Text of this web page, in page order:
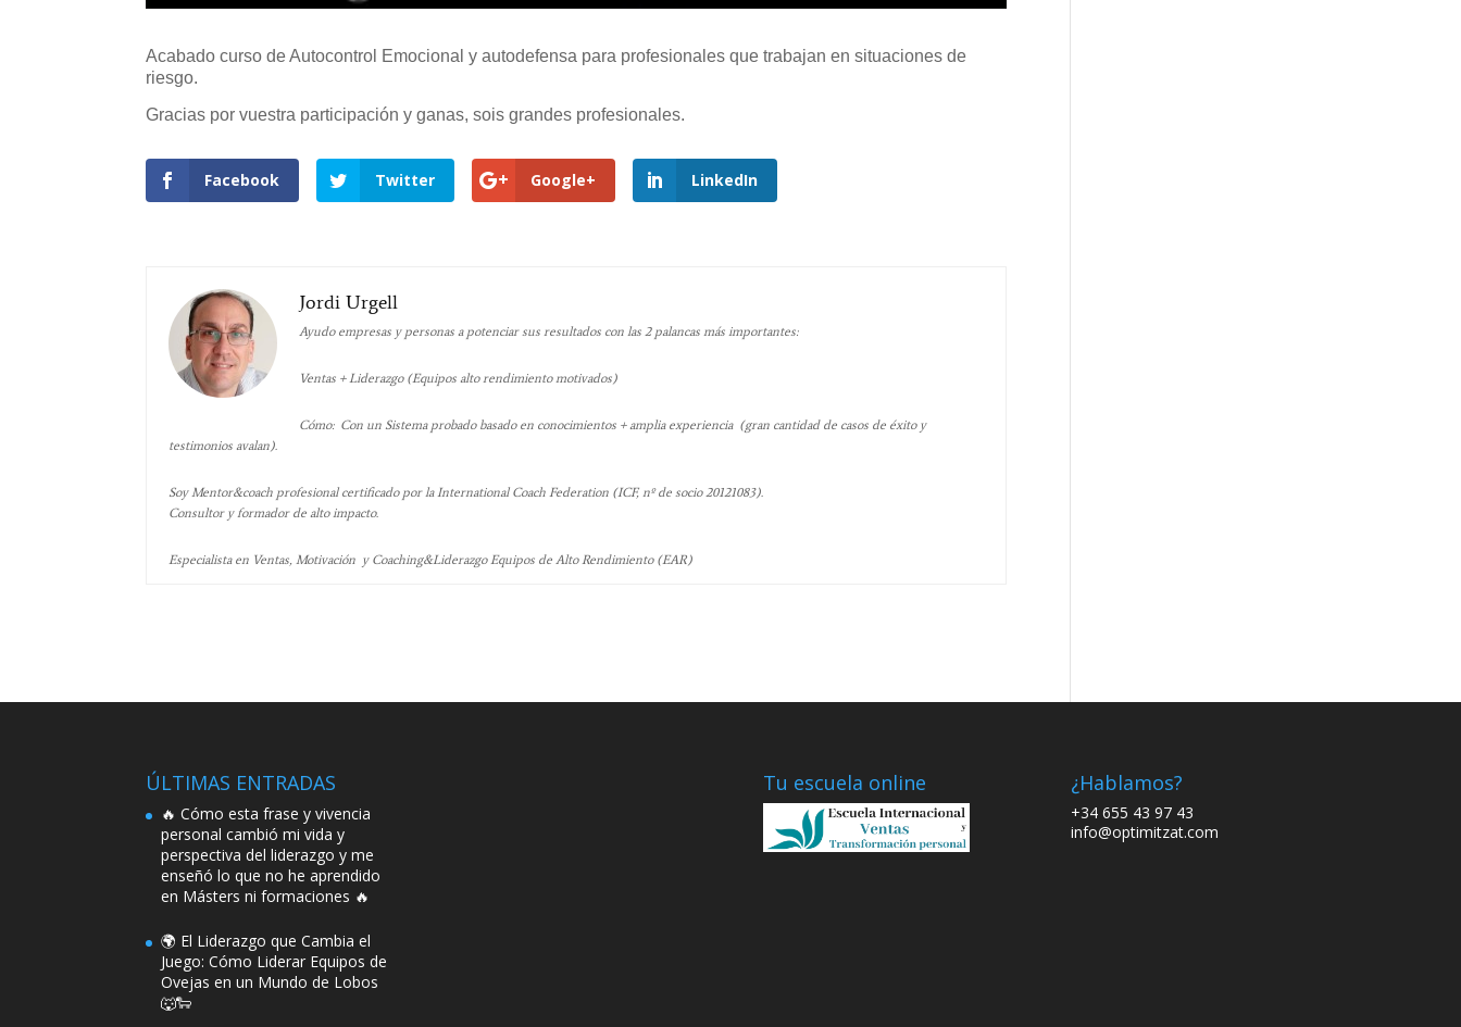
Acabado curso de Autocontrol Emocional y autodefensa para profesionales que trabajan en situaciones de
riesgo.
Gracias por vuestra participación y ganas, sois grandes profesionales.
Facebook Twitter Google+ LinkedIn
Jordi Urgell
Ayudo empresas y personas a potenciar sus resultados con las 2 palancas más importantes:
Ventas + Liderazgo (Equipos alto rendimiento motivados)
Cómo: Con un Sistema probado basado en conocimientos + amplia experiencia (gran cantidad de casos de éxito y
testimonios avalan).
Soy Mentor&coach profesional certificado por la International Coach Federation (ICF, nº de socio 20121083).
Consultor y formador de alto impacto.
Especialista en Ventas, Motivación y Coaching&Liderazgo Equipos de Alto Rendimiento (EAR)
ÚLTIMAS ENTRADAS
🔥 Cómo esta frase y vivencia
personal cambió mi vida y
perspectiva del liderazgo y me
enseñó lo que no he aprendido
en Másters ni formaciones 🔥
🌍 El Liderazgo que Cambia el
Juego: Cómo Liderar Equipos de
Ovejas en un Mundo de Lobos
🐺🐑
Tu escuela online ¿Hablamos?
+34 655 43 97 43
info@optimitzat.com